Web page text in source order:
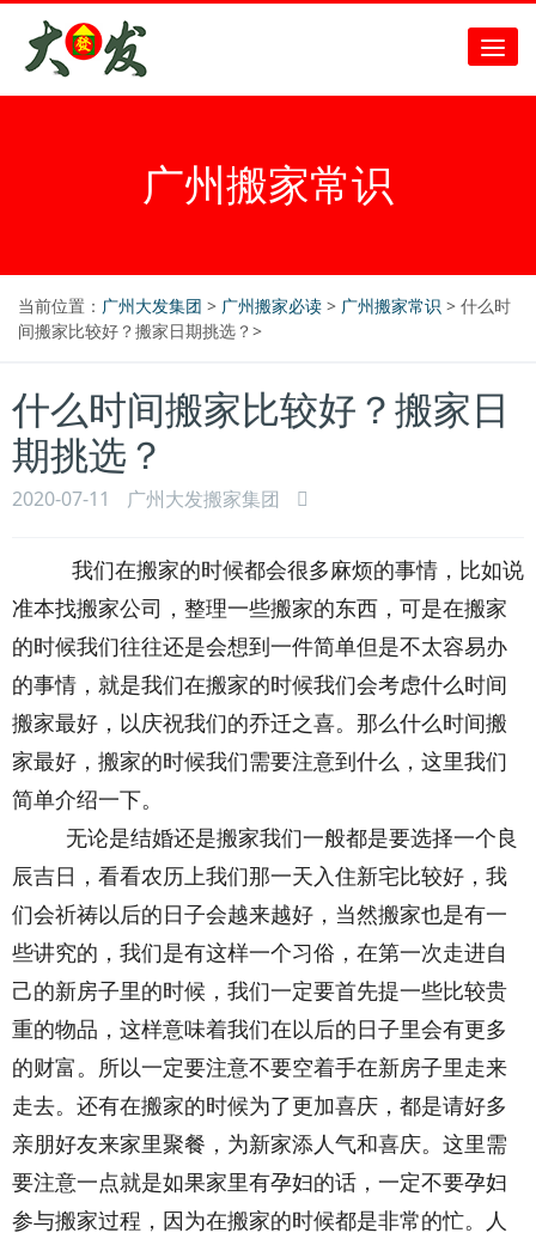
广州搬家常识
当前位置： 广州大发集团 > 广州搬家必读 > 广州搬家常识 > 什么时
间搬家比较好？搬家日期挑选？>
什么时间搬家比较好？搬家日
期挑选？
2020-07-11 广州大发搬家集团
我们在搬家的时候都会很多麻烦的事情，比如说
准本找搬家公司，整理一些搬家的东西，可是在搬家
的时候我们往往还是会想到一件简单但是不太容易办
的事情，就是我们在搬家的时候我们会考虑什么时间
搬家最好，以庆祝我们的乔迁之喜。那么什么时间搬
家最好，搬家的时候我们需要注意到什么，这里我们
简单介绍一下。
无论是结婚还是搬家我们一般都是要选择一个良
辰吉日，看看农历上我们那一天入住新宅比较好，我
们会祈祷以后的日子会越来越好，当然搬家也是有一
些讲究的，我们是有这样一个习俗，在第一次走进自
己的新房子里的时候，我们一定要首先提一些比较贵
重的物品，这样意味着我们在以后的日子里会有更多
的财富。所以一定要注意不要空着手在新房子里走来
走去。还有在搬家的时候为了更加喜庆，都是请好多
亲朋好友来家里聚餐，为新家添人气和喜庆。这里需
要注意一点就是如果家里有孕妇的话，一定不要孕妇
参与搬家过程，因为在搬家的时候都是非常的忙。人